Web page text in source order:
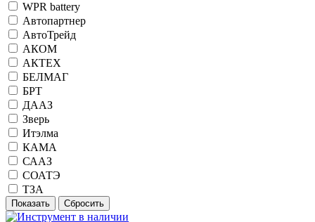
WPR battery
Автопартнер
АвтоТрейд
АКОМ
АКТЕХ
БЕЛМАГ
БРТ
ДААЗ
Зверь
Итэлма
КАМА
СААЗ
СОАТЭ
ТЗА